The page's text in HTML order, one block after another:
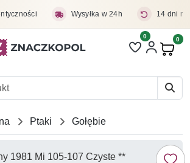
Wysyłka w 24h 14 dni
Liczba pozycji
0 0
Ptaki Gołębie